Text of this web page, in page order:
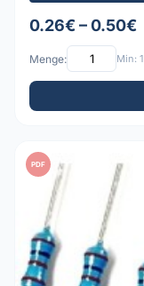
0.26€ – 0.50€
Menge: Min: 1
PDF